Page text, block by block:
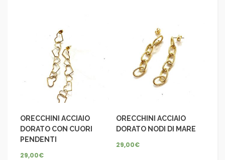
ORECCHINI ACCIAIO
DORATO CON CUORI
PENDENTI
29,00€
ORECCHINI ACCIAIO
DORATO NODI DI MARE
29,00€